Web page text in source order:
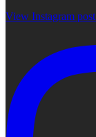
View Instagram